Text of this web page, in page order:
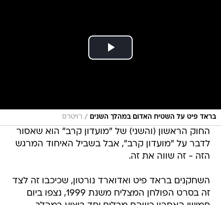
בראד פיט על השטיח האדום במהלך השנים / רויטרס
החוק הראשון (והשני) של "מועדון קרב" הוא שאסור
לדבר על "מועדון קרב", אבל בשביל האיחוד המרגש
הזה - זה שווה את זה.
השחקנים בראד פיט ואדוארד נורטון, שכיכבו זה לצד
זה בסרט הפולחן המצליח משנת 1999, נצפו ביום